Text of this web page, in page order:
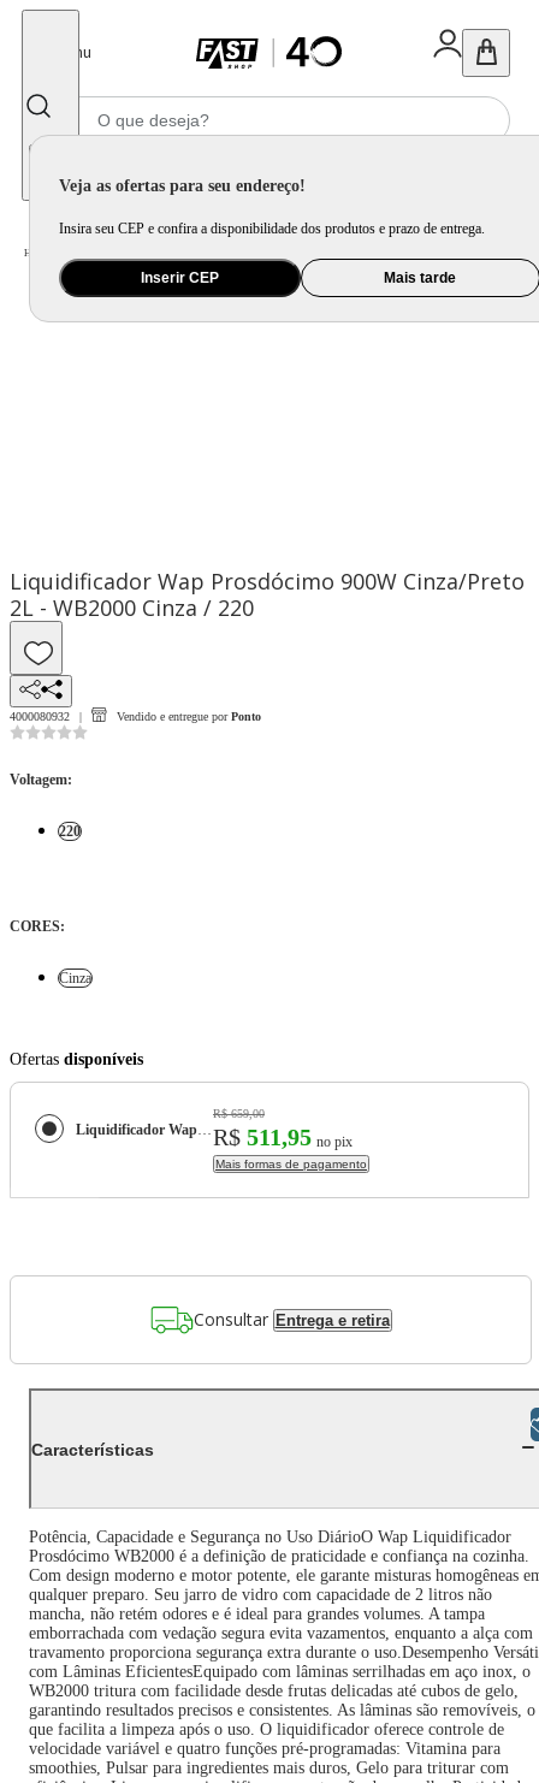
Menu
Veja as ofertas para seu endereço!
Insira seu CEP e confira a disponibilidade dos produtos e prazo de entrega.
Inserir CEP Mais tarde
Home
Liquidificador Wap Prosdócimo 900W Cinza/Preto
2L - WB2000 Cinza / 220
4000080932 Vendido e entregue por Ponto
Voltagem:
220
CORES:
Cinza
Ofertas disponíveis
Liquidificador Wap Prosdócimo 900W Cinza/Preto 2L - WB2000
R$ 659,00
R$ 511,95 no pix
Mais formas de pagamento
Consultar Entrega e retira
Características
Potência, Capacidade e Segurança no Uso DiárioO Wap Liquidificador
Prosdócimo WB2000 é a definição de praticidade e confiança na cozinha.
Com design moderno e motor potente, ele garante misturas homogêneas
qualquer preparo. Seu jarro de vidro com capacidade de 2 litros não
mancha, não retém odores e é ideal para grandes volumes. A tampa
emborrachada com vedação segura evita vazamentos, enquanto a alça com
travamento proporciona segurança extra durante o uso.Desempenho
com Lâminas EficientesEquipado com lâminas serrilhadas em aço inox, o
WB2000 tritura com facilidade desde frutas delicadas até cubos de gelo,
garantindo resultados precisos e consistentes. As lâminas são removíveis, o
que facilita a limpeza após o uso. O liquidificador oferece controle de
velocidade variável e quatro funções pré-programadas: Vitamina para
smoothies, Pulsar para ingredientes mais duros, Gelo para triturar com